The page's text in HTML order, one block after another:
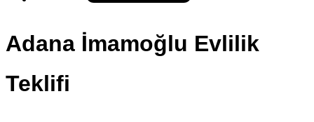
Adana İmamoğlu Evlilik
Teklifi